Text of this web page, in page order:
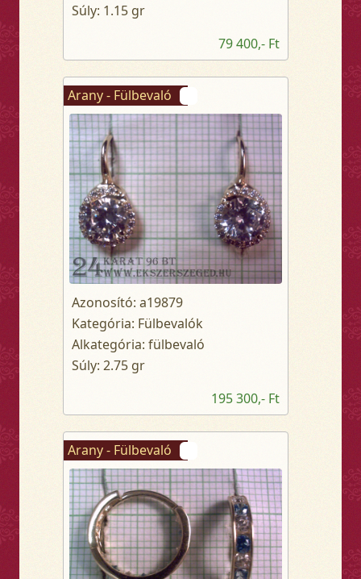
Súly: 1.15 gr
79 400,- Ft
Arany - Fülbevaló
Azonosító: a19879
Kategória: Fülbevalók
Alkategória: fülbevaló
Súly: 2.75 gr
195 300,- Ft
Arany - Fülbevaló